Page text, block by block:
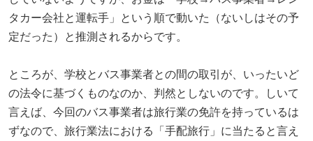
タカー会社と運転手」という順で動いた（ないしはその予
定だった）と推測されるからです。
ところが、学校とバス事業者との間の取引が、いったいど
の法令に基づくものなのか、判然としないのです。しいて
言えば、今回のバス事業者は旅行業の免許を持っているは
ずなので、旅行業法における「手配旅行」に当たると言え